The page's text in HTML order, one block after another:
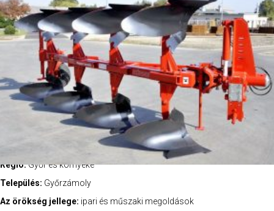
Régió:Győr és környéke
Település: Győrzámoly
Az örökség jellege: ipari és műszaki megoldások